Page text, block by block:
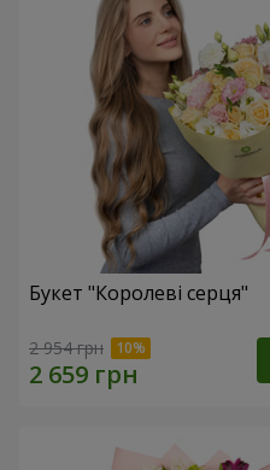
Букет "Королеві серця"
2 954 грн